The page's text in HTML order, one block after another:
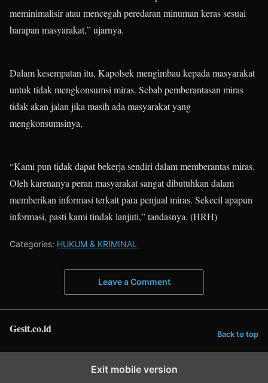
meminimalisir atau mencegah peredaran minuman keras sesuai
harapan masyarakat,” ujarnya.
Dalam kesempatan itu, Kapolsek mengimbau kepada masyarakat
untuk tidak mengkonsumsi miras. Sebab pemberantasan miras
tidak akan jalan jika masih ada masyarakat yang
mengkonsumsinya.
“Kami pun tidak dapat bekerja sendiri dalam memberantas miras.
Oleh karenanya peran masyarakat sangat dibutuhkan dalam
memberikan informasi terkait para penjual miras. Sekecil apapun
informasi, pasti kami tindak lanjuti,” tandasnya. (HRH)
Categories: HUKUM & KRIMINAL
Leave a Comment
Gesit.co.id Back to top
Exit mobile version